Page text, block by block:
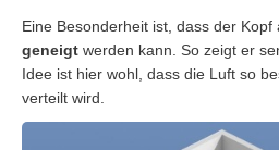
Eine Besonderheit ist, dass der Kopf
geneigt werden kann. So zeigt er
Idee ist hier wohl, dass die Luft so
verteilt wird.